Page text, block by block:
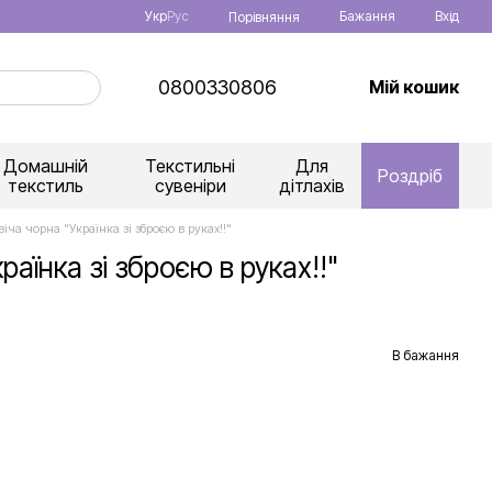
УкрРус Порівняння Бажання Вхід
0800330806 Мій кошик
Домашній
текстиль
Текстильні
сувеніри
Для
дітлахів
Роздріб
чорна "Українка зі зброєю в руках!!"
зі зброєю в руках!!"
В бажання